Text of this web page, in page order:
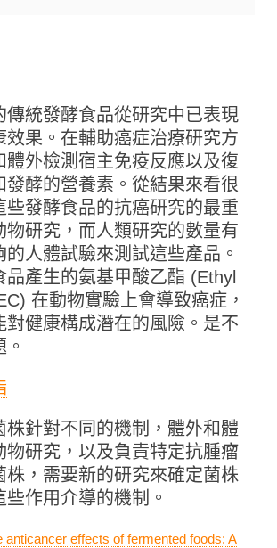
傳統發酵食品從研究中已表現
效果。在輔助癌症治療研究方
體外檢測宿主免疫反應以及復
發酵的營養素。從結果來看很
些發酵食品的抗癌研究的最重
物研究，而人類研究的數量有
的人體試驗來測試這些產品。
品產生的氨基甲酸乙酯 (Ethyl
在動物實驗上會導致癌症，
對健康構成潛在的風險。是不
株針對不同的機制，體外和體
物研究，以及負責特定抗腫瘤
株，需要新的研究來確定菌株
作用介導的機制。
anticancer effects of fermented foods: A